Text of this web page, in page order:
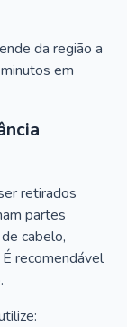
da região a
em
retirados
partes
cabelo,
recomendável